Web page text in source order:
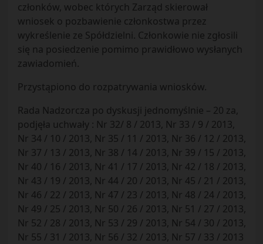
członków, wobec których Zarząd skierował
wniosek o pozbawienie członkostwa przez
wykreślenie ze Spółdzielni. Członkowie nie zgłosili
się na posiedzenie pomimo prawidłowo wysłanych
zawiadomień.
Przystąpiono do rozpatrywania wniosków.
Rada Nadzorcza po dyskusji jednomyślnie – 20 za,
podjęła uchwały : Nr 32/ 8 / 2013, Nr 33 / 9 / 2013,
Nr 34 / 10 / 2013, Nr 35 / 11 / 2013, Nr 36 / 12 / 2013,
Nr 37 / 13 / 2013, Nr 38 / 14 / 2013, Nr 39 / 15 / 2013,
Nr 40 / 16 / 2013, Nr 41 / 17 / 2013, Nr 42 / 18 / 2013,
Nr 43 / 19 / 2013, Nr 44 / 20 / 2013, Nr 45 / 21 / 2013,
Nr 46 / 22 / 2013, Nr 47 / 23 / 2013, Nr 48 / 24 / 2013,
Nr 49 / 25 / 2013, Nr 50 / 26 / 2013, Nr 51 / 27 / 2013,
Nr 52 / 28 / 2013, Nr 53 / 29 / 2013, Nr 54 / 30 / 2013,
Nr 55 / 31 / 2013, Nr 56 / 32 / 2013, Nr 57 / 33 / 2013